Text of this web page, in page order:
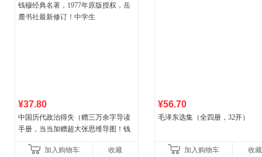
¥37.80
中国历代政治得失（赠三万余字导读
手册，当当加赠超大张思维导图！钱
书社最新修订！中学生
加入购物车 收藏
¥56.70
毛泽东选集（全四册，32开）
加入购物车 收藏